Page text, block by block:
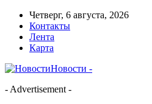
Четверг, 6 августа, 2026
Контакты
Лента
Карта
Новости -
- Advertisement -